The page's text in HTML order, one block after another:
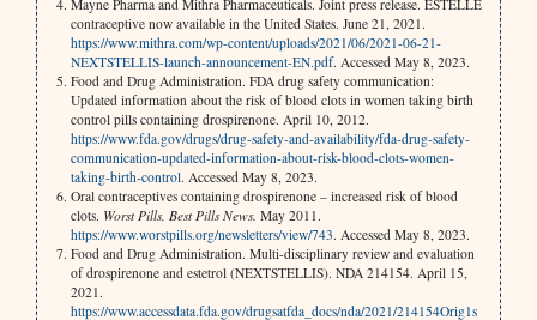
Mayne Pharma and Mithra Pharmaceuticals. Joint press release. ESTELLE
contraceptive now available in the United States. June 21, 2021.
https://www.mithra.com/wp-content/uploads/2021/06/2021-06-21-
NEXTSTELLIS-launch-announcement-EN.pdf. Accessed May 8, 2023.
Food and Drug Administration. FDA drug safety communication:
Updated information about the risk of blood clots in women taking birth
control pills containing drospirenone. April 10, 2012.
https://www.fda.gov/drugs/drug-safety-and-availability/fda-drug-safety-
communication-updated-information-about-risk-blood-clots-women-
taking-birth-control. Accessed May 8, 2023.
Oral contraceptives containing drospirenone – increased risk of blood
clots. Worst Pills, Best Pills News. May 2011.
https://www.worstpills.org/newsletters/view/743. Accessed May 8, 2023.
Food and Drug Administration. Multi-disciplinary review and evaluation
of drospirenone and estetrol (NEXTSTELLIS). NDA 214154. April 15,
2021.
https://www.accessdata.fda.gov/drugsatfda_docs/nda/2021/214154Orig1s